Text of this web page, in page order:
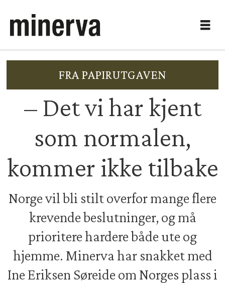
FRA PAPIRUTGAVEN
– Det vi har kjent
som normalen,
kommer ikke tilbake
Norge vil bli stilt overfor mange flere
krevende beslutninger, og må
prioritere hardere både ute og
hjemme. Minerva har snakket med
Ine Eriksen Søreide om Norges plass i